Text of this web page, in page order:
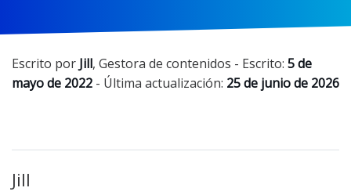
Escrito por Jill, Gestora de contenidos - Escrito: 5 de
mayo de 2022 - Última actualización: 25 de junio de 2026
Jill